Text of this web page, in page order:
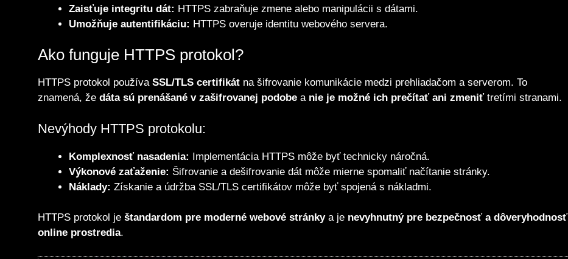
Zaisťuje integritu dát: HTTPS zabraňuje zmene alebo manipulácii s dátami.
Umožňuje autentifikáciu: HTTPS overuje identitu webového servera.
Ako funguje HTTPS protokol?
HTTPS protokol používa SSL/TLS certifikát na šifrovanie komunikácie medzi prehliadačom a serverom. To
znamená, že dáta sú prenášané v zašifrovanej podobe a nie je možné ich prečítať ani zmeniť tretími stranami.
Nevýhody HTTPS protokolu:
Komplexnosť nasadenia: Implementácia HTTPS môže byť technicky náročná.
Výkonové zaťaženie: Šifrovanie a dešifrovanie dát môže mierne spomaliť načítanie stránky.
Náklady: Získanie a údržba SSL/TLS certifikátov môže byť spojená s nákladmi.
HTTPS protokol je štandardom pre moderné webové stránkya je nevyhnutný pre bezpečnosť a dôveryhodnosť
online prostredia.